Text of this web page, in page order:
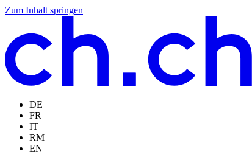
Zum Inhalt springen
Zum
springen
Zur
springen
Zur
springen
Zur
springen
DE
FR
IT
RM
EN